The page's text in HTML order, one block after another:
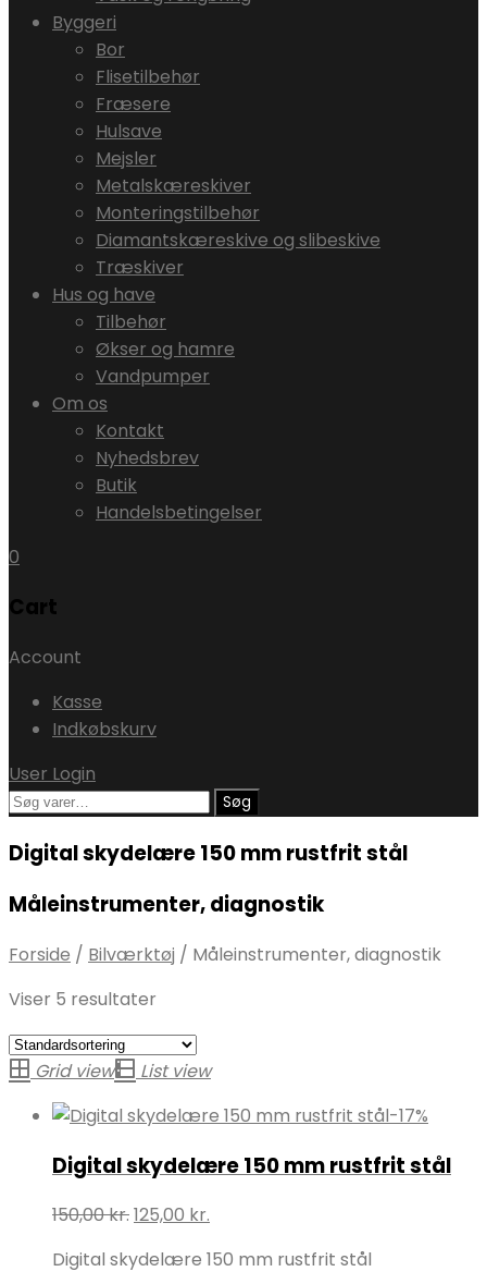
Byggeri
Bor
Flisetilbehør
Fræsere
Hulsave
Mejsler
Metalskæreskiver
Monteringstilbehør
Diamantskæreskive og slibeskive
Træskiver
Hus og have
Tilbehør
Økser og hamre
Vandpumper
Om os
Kontakt
Nyhedsbrev
Butik
Handelsbetingelser
0
Cart
Account
Kasse
Indkøbskurv
User Login
Søg
Søg
Digital skydelære 150 mm rustfrit stål
Måleinstrumenter, diagnostik
Forside / Bilværktøj / Måleinstrumenter, diagnostik
Viser 5 resultater
Grid view
List view
-17%
Digital skydelære 150 mm rustfrit stål
150,00kr.Den
pris
125,00 kr.
pris
Digital skydelære 150 mm rustfrit stål